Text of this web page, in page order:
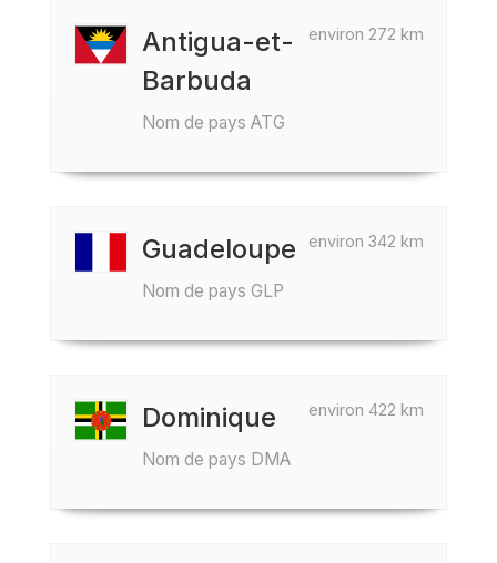
environ 272 km
Antigua-et-
Barbuda
Nom de pays ATG
environ 342 km
Guadeloupe
Nom de pays GLP
environ 422 km
Dominique
Nom de pays DMA